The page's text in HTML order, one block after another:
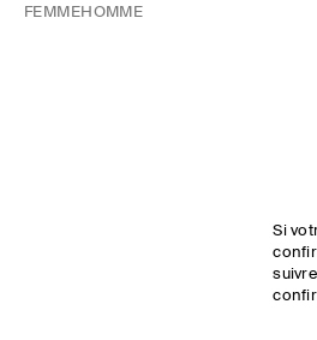
FEMMEHOMME
Si